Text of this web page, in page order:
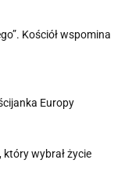
Kościół wspomina
Europy
który wybrał życie